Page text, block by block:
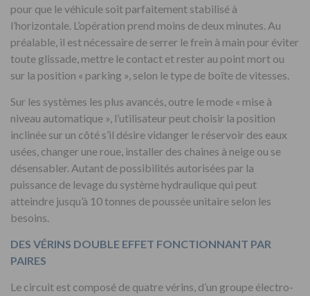
pour que le véhicule soit parfaitement stabilisé à
l’horizontale. L’opération prend moins de deux minutes. Au
préalable, il est nécessaire de serrer le frein à main pour éviter
toute glissade, mettre le contact et rester au point mort ou
sur la position « parking », selon le type de boîte de vitesses.
Sur les systèmes les plus avancés, outre le mode « mise à
niveau automatique », l’utilisateur peut choisir la position
inclinée sur un côté s’il désire vidanger le réservoir des eaux
usées, changer une roue, installer des chaines à neige ou se
désensabler. Autant de possibilités autorisées par la
puissance de levage du système hydraulique qui peut
atteindre jusqu’à 10 tonnes de poussée unitaire selon les
besoins.
DES VÉRINS DOUBLE EFFET FONCTIONNANT PAR
PAIRES
Le circuit est composé de quatre vérins, d’un groupe électro-